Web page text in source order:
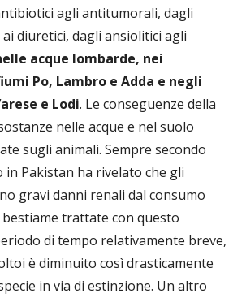
agli antitumorali, dagli
diuretici, dagli ansiolitici agli
acque lombarde, nei
Po, Lambro e Adda e negli
e Lodi. Le conseguenze della
nelle acque e nel suolo
sugli animali. Sempre secondo
in Pakistan ha rivelato che gli
gravi danni renali dal consumo
bestiame trattate con questo
di tempo relativamente breve,
è diminuito così drasticamente
in via di estinzione. Un altro